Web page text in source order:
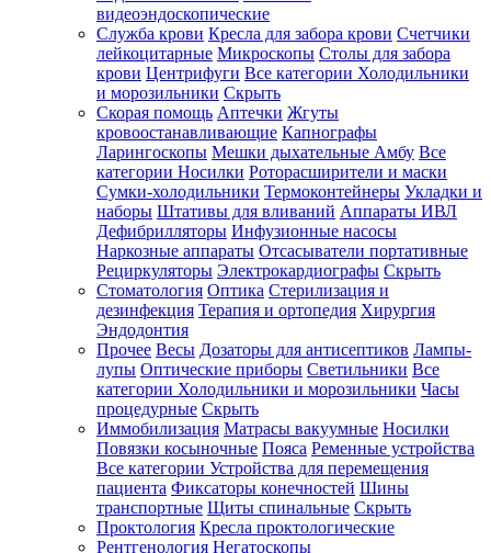
видеоэндоскопические
Служба крови Кресла для забора крови Счетчики
лейкоцитарные Микроскопы Столы для забора
крови Центрифуги Все категории Холодильники
и морозильники Скрыть
Скорая помощь Аптечки Жгуты
кровоостанавливающие Капнографы
Ларингоскопы Мешки дыхательные Амбу Все
категории Носилки Роторасширители и маски
Сумки-холодильники Термоконтейнеры Укладки и
наборы Штативы для вливаний Аппараты ИВЛ
Дефибрилляторы Инфузионные насосы
Наркозные аппараты Отсасыватели портативные
Рециркуляторы Электрокардиографы Скрыть
Стоматология Оптика Стерилизация и
дезинфекция Терапия и ортопедия Хирургия
Эндодонтия
Прочее Весы Дозаторы для антисептиков Лампы-
лупы Оптические приборы Светильники Все
категории Холодильники и морозильники Часы
процедурные Скрыть
Иммобилизация Матрасы вакуумные Носилки
Повязки косыночные Пояса Ременные устройства
Все категории Устройства для перемещения
пациента Фиксаторы конечностей Шины
транспортные Щиты спинальные Скрыть
Проктология Кресла проктологические
Рентгенология Негатоскопы